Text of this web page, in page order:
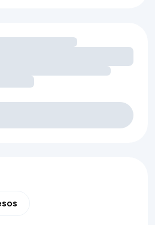
de ingresos por servicios